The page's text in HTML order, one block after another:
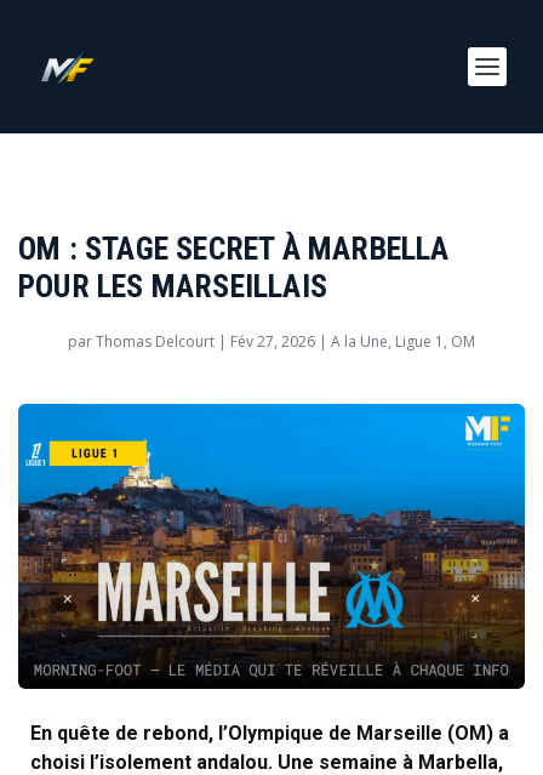
OM : STAGE SECRET À MARBELLA
POUR LES MARSEILLAIS
parThomas Delcourt | Fév 27, 2026 | A la Une, Ligue 1 , OM
En quête de rebond, l’Olympique de Marseille (OM) a
choisi l’isolement andalou. Une semaine à Marbella,